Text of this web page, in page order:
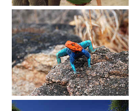
Show larger version
Show larger version